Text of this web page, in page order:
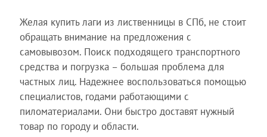
Желая купить лаги из лиственницы в СПб, не стоит
обращать внимание на предложения с
самовывозом. Поиск подходящего транспортного
средства и погрузка – большая проблема для
частных лиц. Надежнее воспользоваться помощью
специалистов, годами работающими с
пиломатериалами. Они быстро доставят нужный
товар по городу и области.